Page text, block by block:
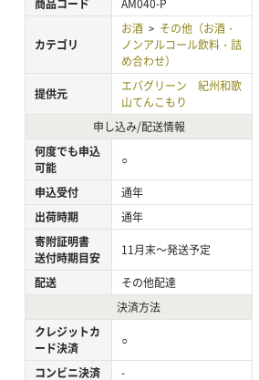
商品コード
AM040-P
カテゴリ
お酒 > その他（お酒・
ノンアルコール飲料・詰
め合わせ）
提供元
エバグリーン 紀州和歌
山てんこもり
申し込み/配送情報
何度でも申込
可能
○
申込受付
通年
出荷時期
通年
寄附証明書
送付時期目安
11月末～発送予定
配送
その他配達
決済方法
クレジットカ
ード決済
○
コンビニ決済
-